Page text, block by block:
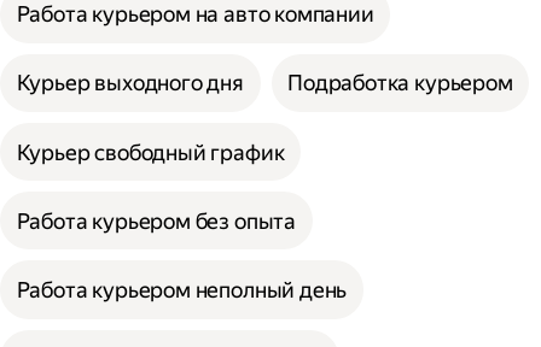
Работа курьером на авто компании
Курьер выходного дня Подработка курьером
Курьер свободный график
Работа курьером без опыта
Работа курьером неполный день